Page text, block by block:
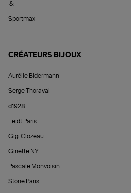
&
Sportmax
CRÉATEURS BIJOUX
Aurélie Bidermann
Serge Thoraval
d1928
Feidt Paris
Gigi Clozeau
Ginette NY
Pascale Monvoisin
Stone Paris